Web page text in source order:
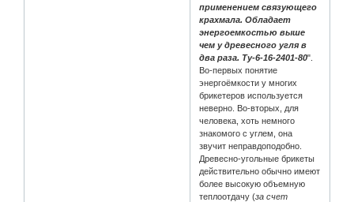
применением связующего
крахмала. Обладает
энергоемкостью выше
чем у древесного угля в
два раза. Ту-6-16-2401-80".
Во-первых понятие
энергоёмкости у многих
брикетеров используется
неверно. Во-вторых, для
человека, хоть немного
знакомого с углем, она
звучит неправдоподобно.
Древесно-угольные брикеты
действительно обычно имеют
более высокую объемную
теплоотдачу (за счет